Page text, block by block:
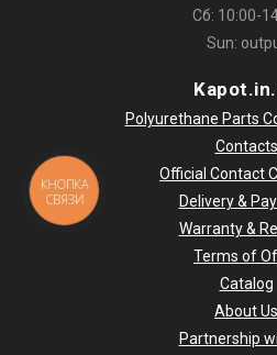
Сб: 10:00-
Sun:
Polyurethane Parts
Contacts
Official Contact
Delivery &
Warranty &
Terms of
Catalog
About Us
Partnership
КНОПКА
СВЯЗИ